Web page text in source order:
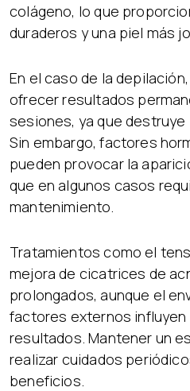
colágeno, lo que
duraderos y una piel más
En el caso de la
ofrecer resultados
sesiones, ya que
Sin embargo, factores
pueden provocar la
que en algunos casos
mantenimiento.
Tratamientos como el
mejora de cicatrices de
prolongados, aunque el
factores externos influyen
resultados. Mantener un
realizar cuidados
beneficios.